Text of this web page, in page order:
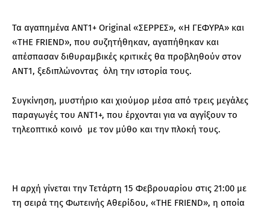
Τα αγαπημένα ΑΝΤ1+ Original «ΣΕΡΡΕΣ», «Η ΓΕΦΥΡΑ» και
«THE FRIEND», που συζητήθηκαν, αγαπήθηκαν και
απέσπασαν διθυραμβικές κριτικές θα προβληθούν στον
ΑΝΤ1, ξεδιπλώνοντας όλη την ιστορία τους.
Συγκίνηση, μυστήριο και χιούμορ μέσα από τρεις μεγάλες
παραγωγές του ΑΝΤ1+, που έρχονται για να αγγίξουν το
τηλεοπτικό κοινό με τον μύθο και την πλοκή τους.
Η αρχή γίνεται την Τετάρτη 15 Φεβρουαρίου στις 21:00 με
τη σειρά της Φωτεινής Αθερίδου, «THE FRIEND», η οποία